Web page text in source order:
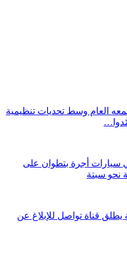
العام وسط تحديات تنظيمية
سيارات أجرة بتطوان على
نحو سبتة
يطلق قناة تواصل للإبلاغ عن